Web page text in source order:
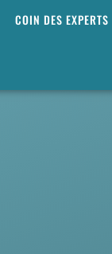
COIN DES EXPERTS